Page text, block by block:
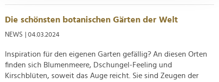
Abschnitt Einzelheitenfest.
Wir verwenden Cookies, um Inhalte und Anzeigen zu
zu können und die Zugriffe auf unsere Website zu
analysieren. Außerdem geben wir Informationen zu Ihrer
Verwendung unserer Website an unsere Partner für
Die schönsten botanischen Gärten der Welt
NEWS | 04.03.2024
Inspiration für den eigenen Garten gefällig? An diesen Orten
finden sich Blumenmeere, Dschungel-Feeling und
Kirschblüten, soweit das Auge reicht. Sie sind Zeugen der